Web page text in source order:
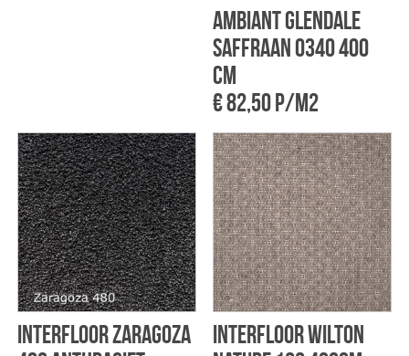
Ambiant Glendale
Saffraan 0340 400
cm
€ 82,50 p/m2
Interfloor Zaragoza
Interfloor Wilton